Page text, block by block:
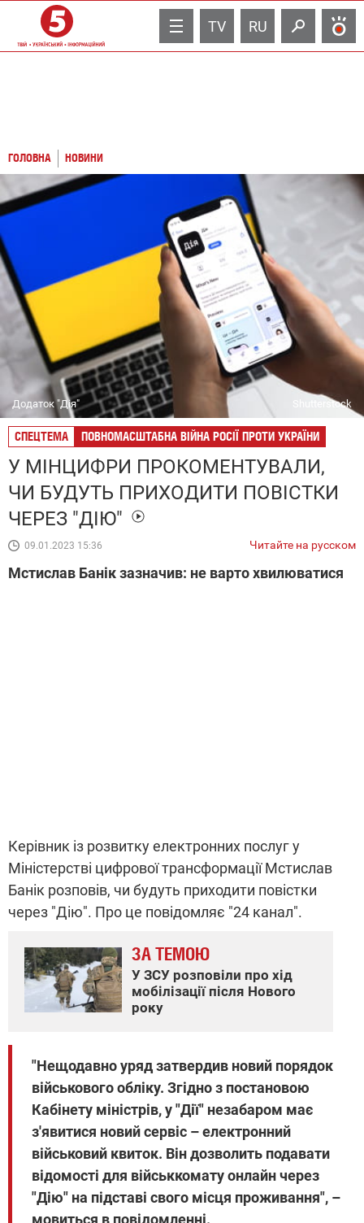
TV RU
ГОЛОВНА НОВИНИ
Додаток "Дія" Shutterstock
СПЕЦТЕМА ПОВНОМАСШТАБНА ВІЙНА РОСІЇ ПРОТИ УКРАЇНИ
У МІНЦИФРИ ПРОКОМЕНТУВАЛИ,
ЧИ БУДУТЬ ПРИХОДИТИ ПОВІСТКИ
ЧЕРЕЗ "ДІЮ"
09.01.2023 15:36 Читайте на русском
Мстислав Банік зазначив: не варто хвилюватися
Керівник із розвитку електронних послуг у
Міністерстві цифрової трансформації Мстислав
Банік розповів, чи будуть приходити повістки
через "Дію". Про це повідомляє "24 канал".
ЗА ТЕМОЮ
У ЗСУ розповіли про хід
мобілізації після Нового
року
"Нещодавно уряд затвердив новий порядок
військового обліку. Згідно з постановою
Кабінету міністрів, у "Дії" незабаром має
з'явитися новий сервіс – електронний
військовий квиток. Він дозволить подавати
відомості для військкомату онлайн через
"Дію" на підставі свого місця проживання", –
мовиться в повідомленні.